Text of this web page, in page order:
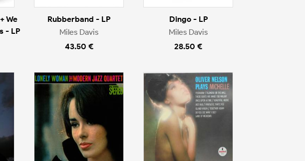
We
- LP
Rubberband - LP
Miles Davis
43.50 €
Dingo - LP
Miles Davis
28.50 €